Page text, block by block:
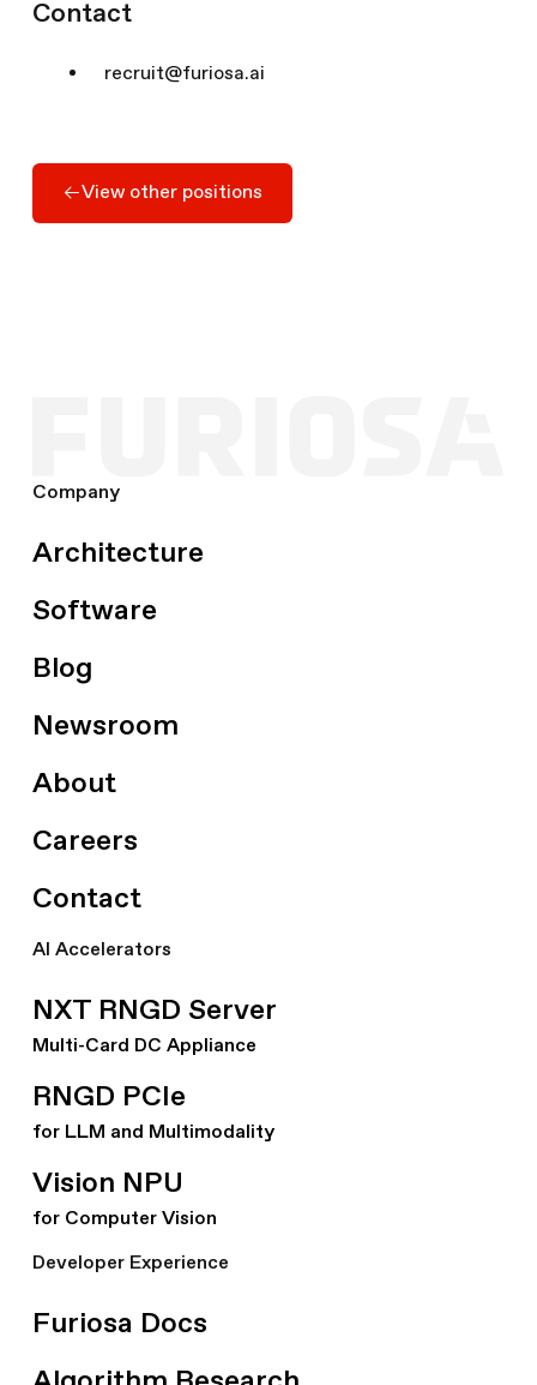
Contact
recruit@furiosa.ai
Apply Here
View other positions
View other positions
Company
Architecture
Software
Blog
Newsroom
About
Careers
Contact
AI Accelerators
NXT RNGD Server
Multi-Card DC Appliance
RNGD PCIe
for LLM and Multimodality
Vision NPU
for Computer Vision
Developer Experience
Furiosa Docs